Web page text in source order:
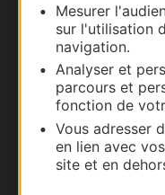
Mesurer
sur l'utilisation
navigation.
Analyser et
parcours et
fonction de
Vous adresser
en lien avec
site et en
Carte